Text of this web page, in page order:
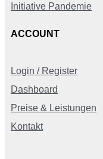
Initiative Pandemie
ACCOUNT
Login / Register
Dashboard
Preise & Leistungen
Kontakt